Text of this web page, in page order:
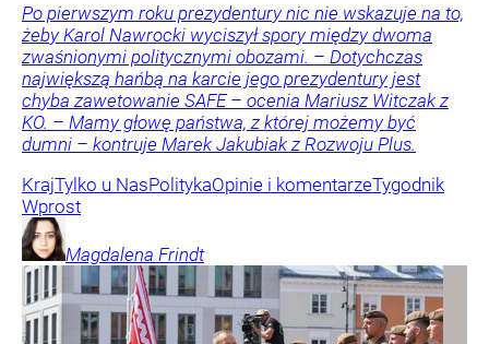
Po pierwszym roku prezydentury nic nie wskazuje na to,
żeby Karol Nawrocki wyciszył spory między dwoma
zwaśnionymi politycznymi obozami. – Dotychczas
największą hańbą na karcie jego prezydentury jest
chyba zawetowanie SAFE – ocenia Mariusz Witczak z
KO. – Mamy głowę państwa, z której możemy być
dumni – kontruje Marek Jakubiak z Rozwoju Plus.
KrajTylko u NasPolitykaOpinie i komentarzeTygodnik
Wprost
Magdalena Frindt